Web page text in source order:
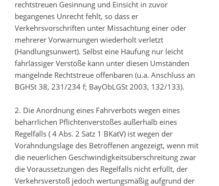
rechtstreuen Gesinnung und Einsicht in zuvor
begangenes Unrecht fehlt, so dass er
Verkehrsvorschriften unter Missachtung einer oder
mehrerer Vorwarnungen wiederholt verletzt
(Handlungsunwert). Selbst eine Häufung nur leicht
fahrlässiger Verstöße kann unter diesen Umständen
mangelnde Rechtstreue offenbaren (u.a. Anschluss an
BGHSt 38, 231/234 f; BayObLGSt 2003, 132/133).
2. Die Anordnung eines Fahrverbots wegen eines
beharrlichen Pflichtenverstoßes außerhalb eines
Regelfalls ( 4 Abs. 2 Satz 1 BKatV) ist wegen der
Vorahndungslage des Betroffenen angezeigt, wenn mit
die neuerlichen Geschwindigkeitsüberschreitung zwar
die Voraussetzungen des Regelfalls nicht erfüllt, der
Verkehrsverstoß jedoch wertungsmäßig aufgrund der